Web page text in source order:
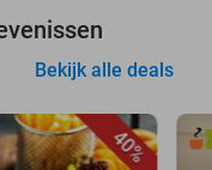
Bekijk alle deals
40%